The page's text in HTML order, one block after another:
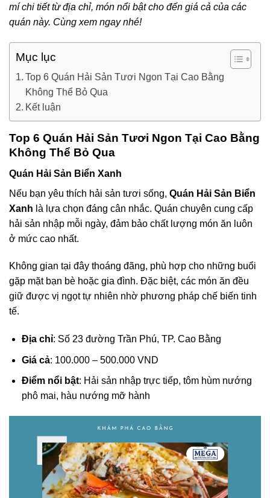
mí chi tiết từ địa chỉ, món nổi bật cho đến giá cả của các
quán này. Cùng xem ngay nhé!
Mục lục
Top 6 Quán Hải Sản Tươi Ngon Tại Cao Bằng
Không Thể Bỏ Qua
Kết luận
Top 6 Quán Hải Sản Tươi Ngon Tại Cao Bằng
Không Thể Bỏ Qua
Quán Hải Sản Biển Xanh
Nếu bạn yêu thích hải sản tươi sống, Quán Hải Sản Biển
Xanh là lựa chọn đáng cân nhắc. Quán chuyên cung cấp
hải sản nhập mỗi ngày, đảm bảo chất lượng món ăn luôn
ở mức cao nhất.
Không gian tại đây thoáng đãng, phù hợp cho những buổi
gặp mặt bạn bè hoặc gia đình. Đặc biệt, các món ăn đều
giữ được vị ngọt tự nhiên nhờ phương pháp chế biến tinh
tế.
Địa chỉ: Số 23 đường Trần Phú, TP. Cao Bằng
Giá cả: 100.000 – 500.000 VND
Điểm nổi bật: Hải sản nhập trực tiếp, tôm hùm nướng
phô mai, hàu nướng mỡ hành